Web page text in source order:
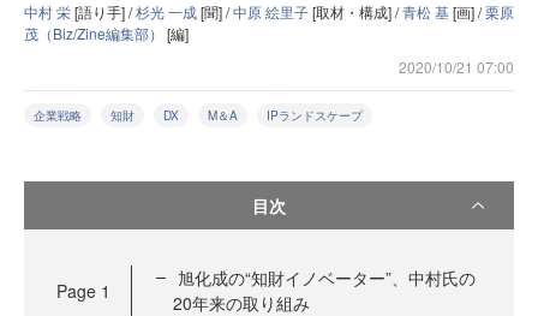
中村 栄[語り手] /杉光 一成[聞] /中原 絵里子[取材・構成] /青松 基[画] /栗原
茂（Biz/Zine編集部） [編]
2020/10/21 07:00
企業戦略 知財 DX M＆A IPランドスケープ
目次
Page 1
旭化成の“知財イノベーター”、中村氏の
20年来の取り組み